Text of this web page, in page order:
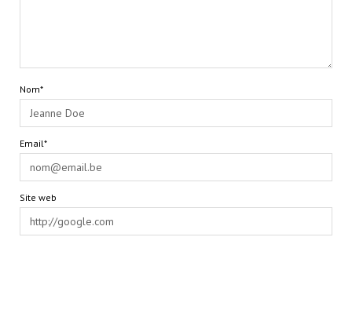
Nom*
Email*
Site web